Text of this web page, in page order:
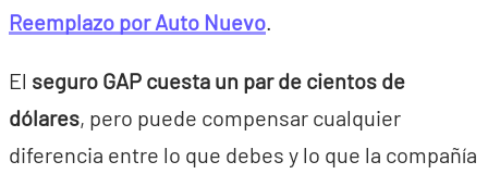
Reemplazo por Auto Nuevo.
El seguro GAP cuesta un par de cientos de
dólares, pero puede compensar cualquier
diferencia entre lo que debes y lo que la compañía